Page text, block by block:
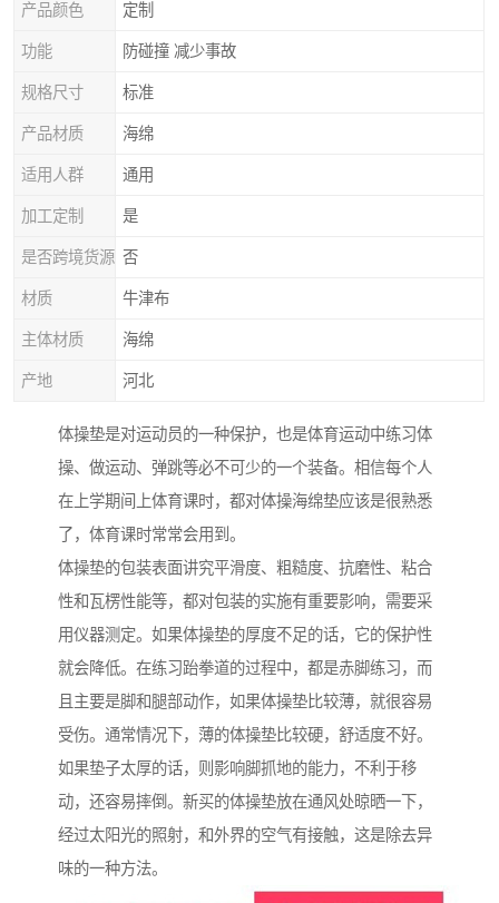
产品颜色 定制
功能 防碰撞 减少事故
规格尺寸 标准
产品材质 海绵
适用人群 通用
加工定制 是
是否跨境货源 否
材质 牛津布
主体材质 海绵
产地 河北
体操垫是对运动员的一种保护，也是体育运动中练习体
操、做运动、弹跳等必不可少的一个装备。相信每个人
在上学期间上体育课时，都对体操海绵垫应该是很熟悉
了，体育课时常常会用到。
体操垫的包装表面讲究平滑度、粗糙度、抗磨性、粘合
性和瓦楞性能等，都对包装的实施有重要影响，需要采
用仪器测定。如果体操垫的厚度不足的话，它的保护性
就会降低。在练习跆拳道的过程中，都是赤脚练习，而
且主要是脚和腿部动作，如果体操垫比较薄，就很容易
受伤。通常情况下，薄的体操垫比较硬，舒适度不好。
如果垫子太厚的话，则影响脚抓地的能力，不利于移
动，还容易摔倒。新买的体操垫放在通风处晾晒一下，
经过太阳光的照射，和外界的空气有接触，这是除去异
味的一种方法。